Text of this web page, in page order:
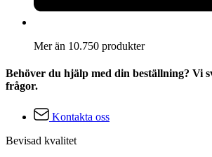
Mer än 10.750 produkter
Behöver du hjälp med din beställning? Vi
frågor.
Kontakta oss
Bevisad kvalitet